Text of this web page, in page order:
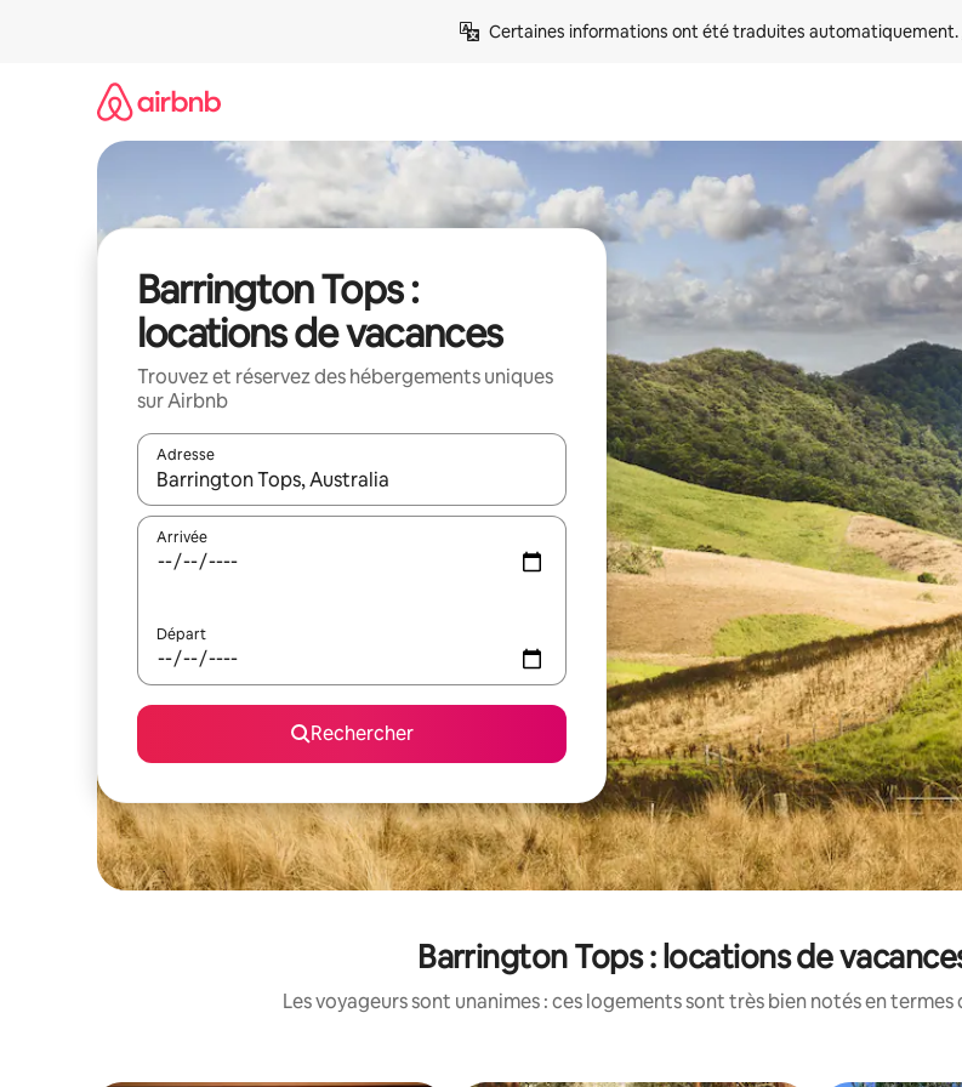
Certaines informations ont été traduites automatiquement.
Barrington Tops :
locations de vacances
Trouvez et réservez des hébergements uniques
sur Airbnb
Adresse
Lorsque les résultats s'affichent, utilisez les flèches vers le haut et vers le bas pour les parcourir ou en
Arrivée
Départ
Rechercher
Barrington Tops : locations de
Les voyageurs sont unanimes : ces logements sont très bien notés en